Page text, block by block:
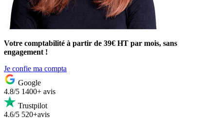
Votre comptabilité à partir de 39€ HT par mois, sans
engagement !
Je confie ma compta
Google
4.8/5 1400+ avis
Trustpilot
4.6/5 520+avis